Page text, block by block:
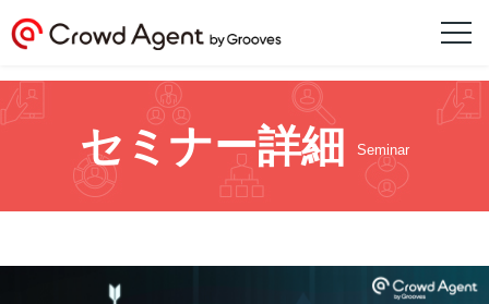
セミナー詳細 Seminar